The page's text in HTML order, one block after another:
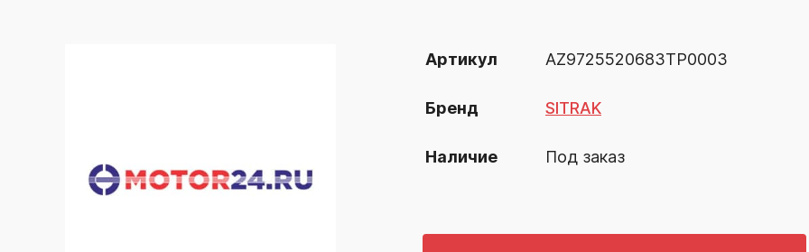
Артикул AZ9725520683TP0003
Бренд SITRAK
Наличие Под заказ